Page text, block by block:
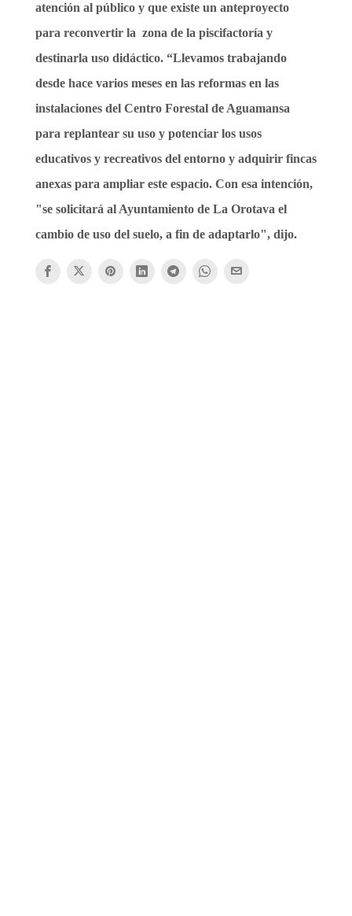
atención al público y que existe un anteproyecto
para reconvertir la zona de la piscifactoría y
destinarla uso didáctico. “Llevamos trabajando
desde hacevarios meses en las reformas en las
instalaciones del Centro Forestal de Aguamansa
para replantear su uso y potenciar los usos
educativos y recreativos del entorno yadquirir fincas
anexas para ampliar este espacio. Con esa intención,
"se solicitará al Ayuntamiento de La Orotava el
cambio de uso del suelo, a fin de adaptarlo", dijo.